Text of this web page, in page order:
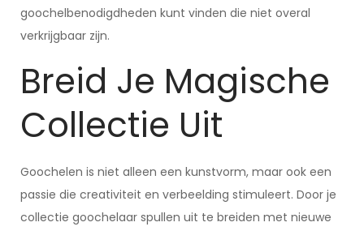
goochelbenodigdheden kunt vinden die niet overal
verkrijgbaar zijn.
Breid Je Magische
Collectie Uit
Goochelen is niet alleen een kunstvorm, maar ook een
passie die creativiteit en verbeelding stimuleert. Door je
collectie goochelaar spullen uit te breiden met nieuwe